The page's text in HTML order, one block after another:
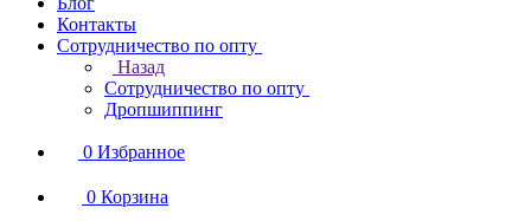
Контакты
Сотрудничество по опту
Назад
Сотрудничество по опту
Дропшиппинг
0 Избранное
0 Корзина